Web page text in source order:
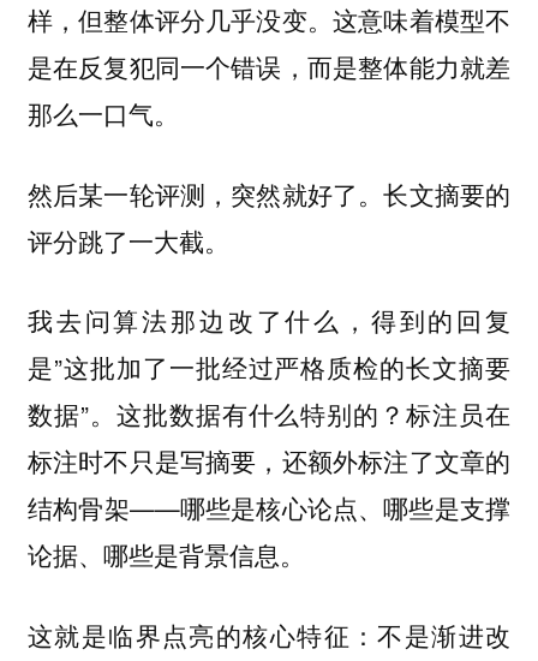
样，但整体评分几乎没变。这意味着模型不
是在反复犯同一个错误，而是整体能力就差
那么一口气。
然后某一轮评测，突然就好了。长文摘要的
评分跳了一大截。
我去问算法那边改了什么，得到的回复
是”这批加了一批经过严格质检的长文摘要
数据”。这批数据有什么特别的？标注员在
标注时不只是写摘要，还额外标注了文章的
结构骨架——哪些是核心论点、哪些是支撑
论据、哪些是背景信息。
这就是临界点亮的核心特征：不是渐进改